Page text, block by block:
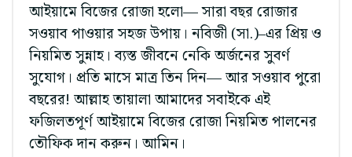
আইয়ামে বিজের রোজা হলো— সারা বছর রোজার
সওয়াব পাওয়ার সহজ উপায়। নবিজী (সা.)–এর প্রিয় ও
নিয়মিত সুন্নাহ। ব্যস্ত জীবনে নেকি অর্জনের সুবর্ণ
সুযোগ। প্রতি মাসে মাত্র তিন দিন— আর সওয়াব পুরো
বছরের! আল্লাহ তায়ালা আমাদের সবাইকে এই
ফজিলতপূর্ণ আইয়ামে বিজের রোজা নিয়মিত পালনের
তৌফিক দান করুন। আমিন।